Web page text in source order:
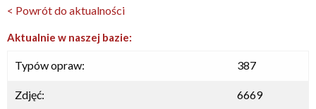
< Powrót do aktualności
Aktualnie w naszej bazie:
Typów opraw: 387
Zdjęć: 6669